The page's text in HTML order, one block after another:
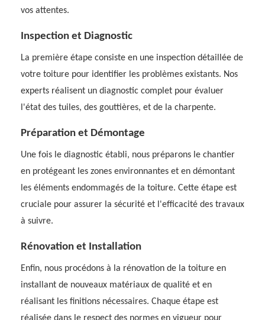
vos attentes.
Inspection et Diagnostic
La première étape consiste en une inspection détaillée de
votre toiture pour identifier les problèmes existants. Nos
experts réalisent un diagnostic complet pour évaluer
l'état des tuiles, des gouttières, et de la charpente.
Préparation et Démontage
Une fois le diagnostic établi, nous préparons le chantier
en protégeant les zones environnantes et en démontant
les éléments endommagés de la toiture. Cette étape est
cruciale pour assurer la sécurité et l'efficacité des travaux
à suivre.
Rénovation et Installation
Enfin, nous procédons à la rénovation de la toiture en
installant de nouveaux matériaux de qualité et en
réalisant les finitions nécessaires. Chaque étape est